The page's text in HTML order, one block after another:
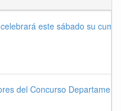
este sábado su
del Concurso